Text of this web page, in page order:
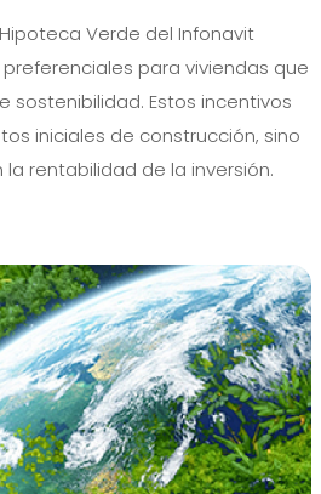
Verde del Infonavit
para viviendas que
sostenibilidad. Estos incentivos
iniciales de construcción, sino
rentabilidad de la inversión.